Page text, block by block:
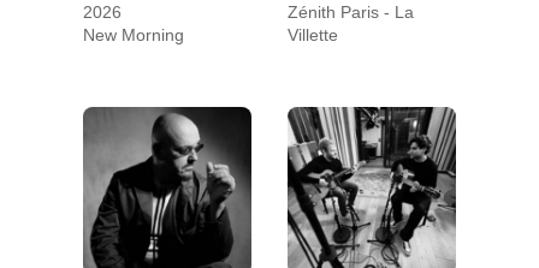
2026
New Morning
Zénith Paris - La
Villette